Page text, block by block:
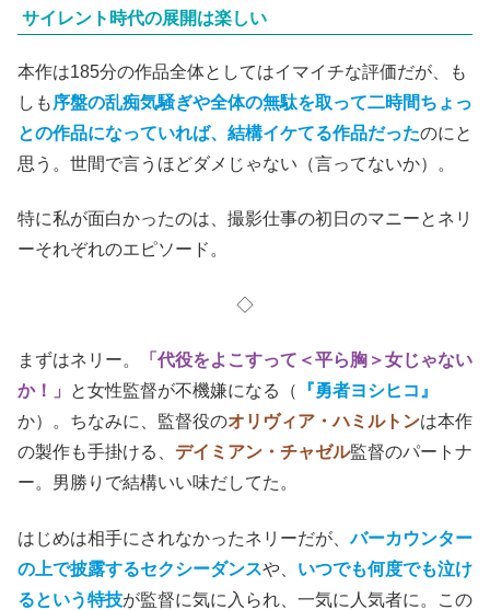
サイレント時代の展開は楽しい
本作は185分の作品全体としてはイマイチな評価だが、も
しも 序盤の乱痴気騒ぎや全体の無駄を取って二時間ちょっ
との作品になっていれば、結構イケてる作品だったのにと
思う。世間で言うほどダメじゃない（言ってないか）。
特に私が面白かったのは、撮影仕事の初日のマニーとネリ
ーそれぞれのエピソード。
◇
まずはネリー。
「代役をよこすって＜平ら胸＞女じゃない
か！」
と女性監督が不機嫌になる（
『勇者ヨシヒコ』
か）。ちなみに、監督役のオリヴィア・ハミルトンは本作
の製作も手掛ける、 デイミアン・チャゼル監督のパートナ
ー。男勝りで結構いい味だしてた。
はじめは相手にされなかったネリーだが、バーカウンター
の上で披露するセクシーダンスや、 いつでも何度でも泣け
るという特技が監督に気に入られ、一気に人気者に。この